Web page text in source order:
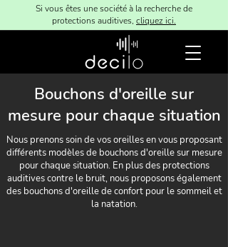
Si vous êtes une société à la recherche de
protections auditives, cliquez ici.
Bouchons d'oreille sur
mesure pour chaque situation
Nous prenons soin de vos oreilles en vous proposant
différents modèles de bouchons d'oreille sur mesure
pour chaque situation. En plus des protections
auditives contre le bruit, nous proposons également
des bouchons d'oreille de confort pour le sommeil et
la natation.